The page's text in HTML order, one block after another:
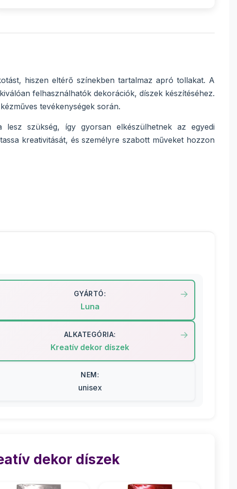
hiszen eltérő színekben tartalmaz apró tollakat. A
felhasználhatók dekorációk, díszek készítéséhez.
tevékenységek során.
szükség, így gyorsan elkészülhetnek az egyedi
kreativitását, és személyre szabott műveket hozzon
GYÁRTÓ:
Luna
ALKATEGÓRIA:
Kreatív dekor díszek
NEM:
unisex
dekor díszek